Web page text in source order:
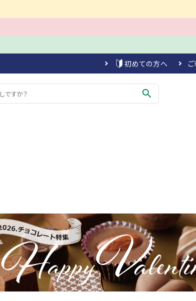
初めての方へ
search